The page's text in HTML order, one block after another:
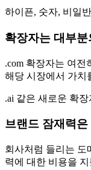
하이픈, 숫자, 비일
확장자는 대부
.com 확장자는 여전
해당 시장에서 가치
.ai 같은 새로운 확
브랜드 잠재력
회사처럼 들리는 도
력에 대한 비용을